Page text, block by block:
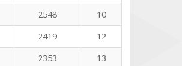
2548
10
2419
12
2353
13